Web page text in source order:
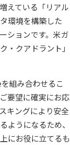
えている「リアル
環境を構築した
ションです。米ガ
・クアドラント」
組み合わせるこ
要望に確実にお応
キングにより安全
ようになるため、
にお役に立てるも